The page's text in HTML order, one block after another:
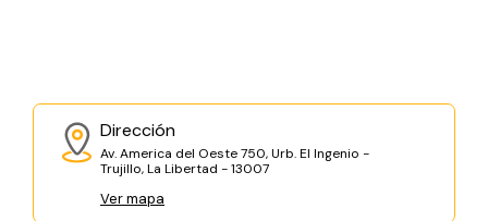
Dirección
Av. America del Oeste 750, Urb. El Ingenio -
Trujillo, La Libertad - 13007
Ver mapa